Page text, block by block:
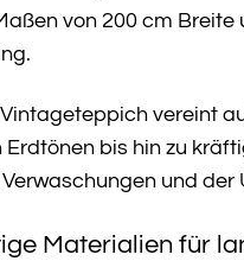
von 200 cm
vereint
Erdtönen bis hin zu
und
Materialien für